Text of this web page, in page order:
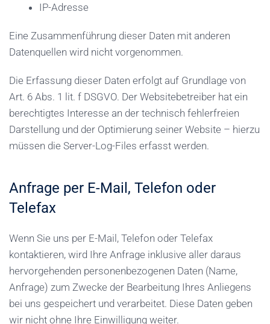
IP-Adresse
Eine Zusammenführung dieser Daten mit anderen
Datenquellen wird nicht vorgenommen.
Die Erfassung dieser Daten erfolgt auf Grundlage von
Art. 6 Abs. 1 lit. f DSGVO. Der Websitebetreiber hat ein
berechtigtes Interesse an der technisch fehlerfreien
Darstellung und der Optimierung seiner Website – hierzu
müssen die Server-Log-Files erfasst werden.
Anfrage per E-Mail, Telefon oder
Telefax
Wenn Sie uns per E-Mail, Telefon oder Telefax
kontaktieren, wird Ihre Anfrage inklusive aller daraus
hervorgehenden personenbezogenen Daten (Name,
Anfrage) zum Zwecke der Bearbeitung Ihres Anliegens
bei uns gespeichert und verarbeitet. Diese Daten geben
wir nicht ohne Ihre Einwilligung weiter.